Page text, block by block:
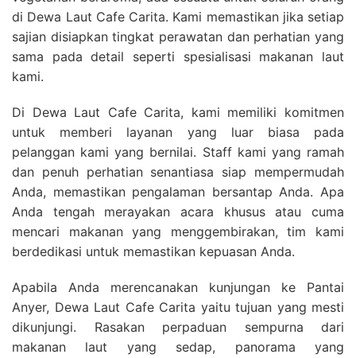
di Dewa Laut Cafe Carita. Kami memastikan jika setiap
sajian disiapkan tingkat perawatan dan perhatian yang
sama pada detail seperti spesialisasi makanan laut
kami.
Di Dewa Laut Cafe Carita, kami memiliki komitmen
untuk memberi layanan yang luar biasa pada
pelanggan kami yang bernilai. Staff kami yang ramah
dan penuh perhatian senantiasa siap mempermudah
Anda, memastikan pengalaman bersantap Anda. Apa
Anda tengah merayakan acara khusus atau cuma
mencari makanan yang menggembirakan, tim kami
berdedikasi untuk memastikan kepuasan Anda.
Apabila Anda merencanakan kunjungan ke Pantai
Anyer, Dewa Laut Cafe Carita yaitu tujuan yang mesti
dikunjungi. Rasakan perpaduan sempurna dari
makanan laut yang sedap, panorama yang